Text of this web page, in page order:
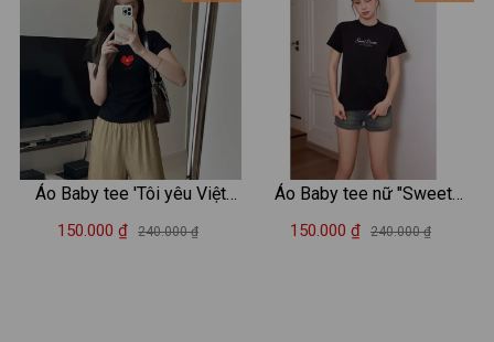
Áo Baby tee 'Tôi yêu Việt
Nam' in hình 'Cờ đỏ sao
150.000 ₫ 240.000 ₫
Áo Baby tee nữ "Sweet
dream" 2 màu trắng/đen
150.000 ₫ 240.000 ₫